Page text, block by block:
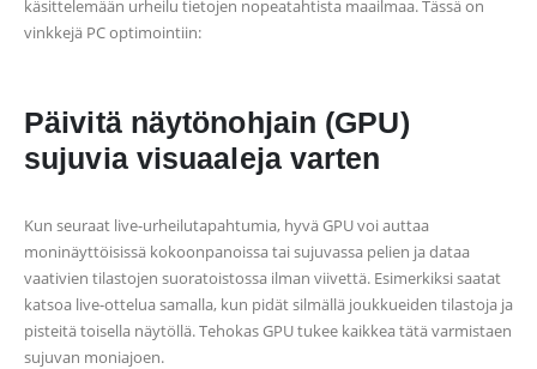
käsittelemään urheilu tietojen nopeatahtista maailmaa. Tässä on
vinkkejä PC optimointiin:
Päivitä näytönohjain (GPU)
sujuvia visuaaleja varten
Kun seuraat live-urheilutapahtumia, hyvä GPU voi auttaa
moninäyttöisissä kokoonpanoissa tai sujuvassa pelien ja dataa
vaativien tilastojen suoratoistossa ilman viivettä. Esimerkiksi saatat
katsoa live-ottelua samalla, kun pidät silmällä joukkueiden tilastoja ja
pisteitä toisella näytöllä. Tehokas GPU tukee kaikkea tätä varmistaen
sujuvan moniajoen.